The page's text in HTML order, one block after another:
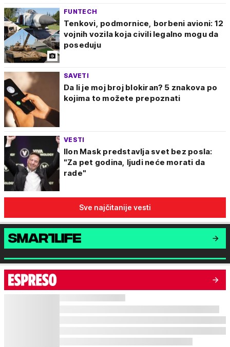
FUNTECH
Tenkovi, podmornice, borbeni avioni: 12
vojnih vozila koja civili legalno mogu da
poseduju
SAVETI
Da li je moj broj blokiran? 5 znakova po
kojima to možete prepoznati
VESTI
Ilon Mask predstavlja svet bez posla:
"Za pet godina, ljudi neće morati da
rade"
Sve najčitanije vesti